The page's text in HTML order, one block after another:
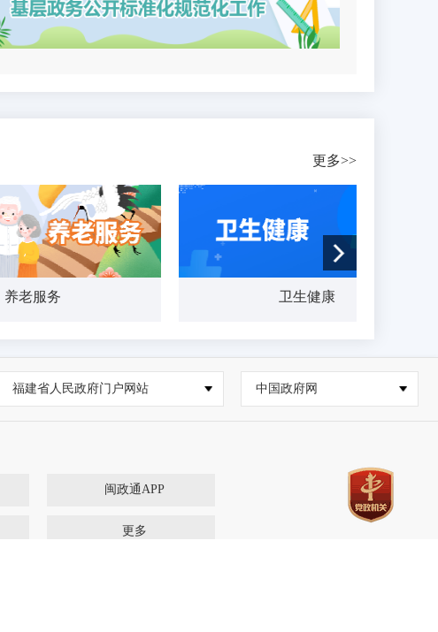
更多>>
养老服务 卫生健康
福建省人民政府门户网站 中国政府网
闽政通APP
更多